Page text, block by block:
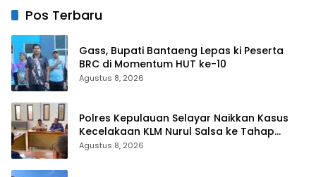
Pos Terbaru
Gass, Bupati Bantaeng Lepas ki Peserta
BRC di Momentum HUT ke-10
Agustus 8, 2026
Polres Kepulauan Selayar Naikkan Kasus
Kecelakaan KLM Nurul Salsa ke Tahap
Penyidikan
Agustus 8, 2026